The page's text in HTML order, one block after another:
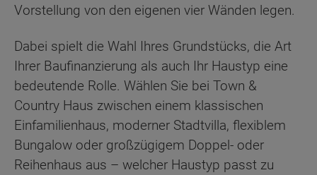
Vorstellung von den eigenen vier Wänden legen.
Dabei spielt die Wahl Ihres Grundstücks, die Art
Ihrer Baufinanzierung als auch Ihr Haustyp eine
bedeutende Rolle. Wählen Sie bei Town &
Country Haus zwischen einem klassischen
Einfamilienhaus, moderner Stadtvilla, flexiblem
Bungalow oder großzügigem Doppel- oder
Reihenhaus aus – welcher Haustyp passt zu